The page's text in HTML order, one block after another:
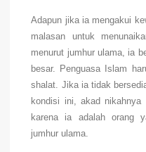
Adapun jika ia mengakui
malasan untuk
menurut jumhur ulama, ia
besar. Penguasa Islam
shalat. Jika ia tidak
kondisi ini, akad
karena ia adalah orang
jumhur ulama.